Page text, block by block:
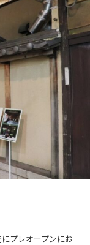
プレオープンにお